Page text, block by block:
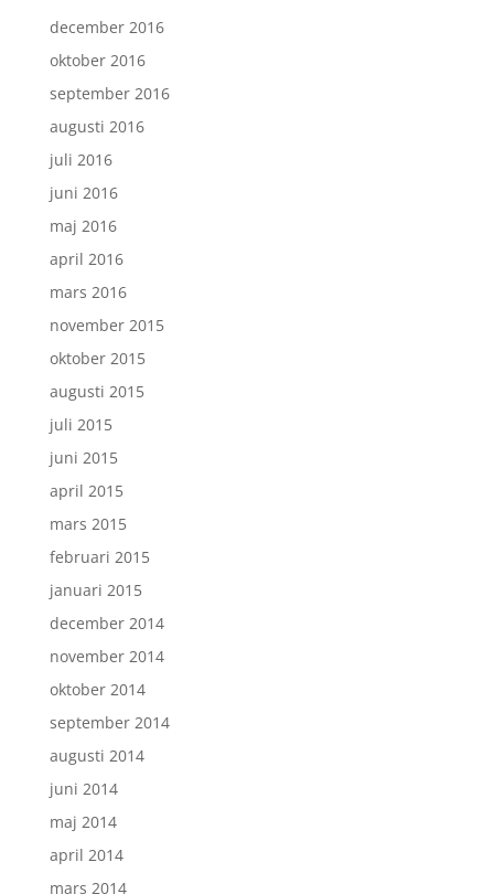
december 2016
oktober 2016
september 2016
augusti 2016
juli 2016
juni 2016
maj 2016
april 2016
mars 2016
november 2015
oktober 2015
augusti 2015
juli 2015
juni 2015
april 2015
mars 2015
februari 2015
januari 2015
december 2014
november 2014
oktober 2014
september 2014
augusti 2014
juni 2014
maj 2014
april 2014
mars 2014